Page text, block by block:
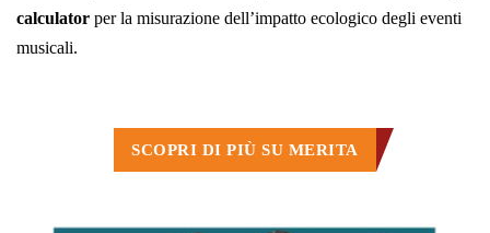
calculator per la misurazione dell’impatto ecologico degli eventi
musicali.
SCOPRI DI PIÙ SU MERITA